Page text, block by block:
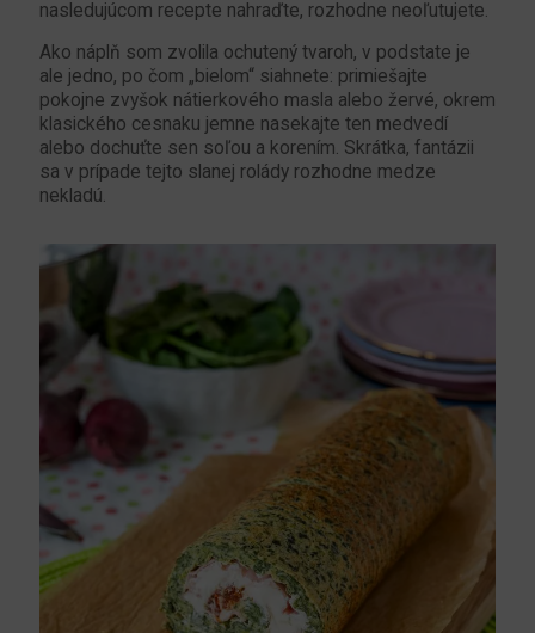
nasledujúcom recepte nahraďte, rozhodne neoľutujete.
Ako náplň som zvolila ochutený tvaroh, v podstate je
ale jedno, po čom „bielom“ siahnete: primiešajte
pokojne zvyšok nátierkového masla alebo žervé, okrem
klasického cesnaku jemne nasekajte ten medvedí
alebo dochuťte sen soľou a korením. Skrátka, fantázii
sa v prípade tejto slanej rolády rozhodne medze
nekladú.